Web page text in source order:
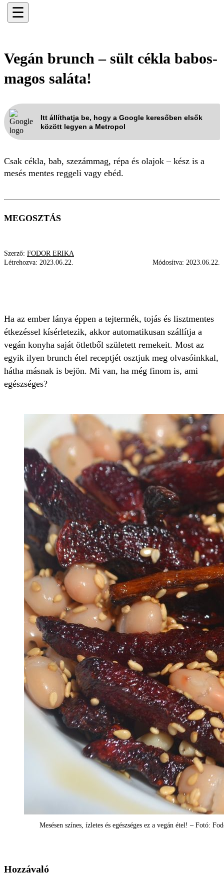
☰
Vegán brunch – sült cékla babos-
magos saláta!
Itt állíthatja be, hogy a Google keresőben elsők
között legyen a Metropol
Csak cékla, bab, szezámmag, répa és olajok – kész is a
mesés mentes reggeli vagy ebéd.
MEGOSZTÁS
Szerző: FODOR ERIKA
Létrehozva: 2023.06.22. Módosítva: 2023.06.22.
Ha az ember lánya éppen a tejtermék, tojás és lisztmentes
étkezéssel kísérletezik, akkor automatikusan szállítja a
vegán konyha saját ötletből született remekeit. Most az
egyik ilyen brunch étel receptjét osztjuk meg olvasóinkkal,
hátha másnak is bejön. Mi van, ha még finom is, ami
egészséges?
Mesésen színes, ízletes és egészséges ez a vegán étel! – Fotó:
Hozzávaló